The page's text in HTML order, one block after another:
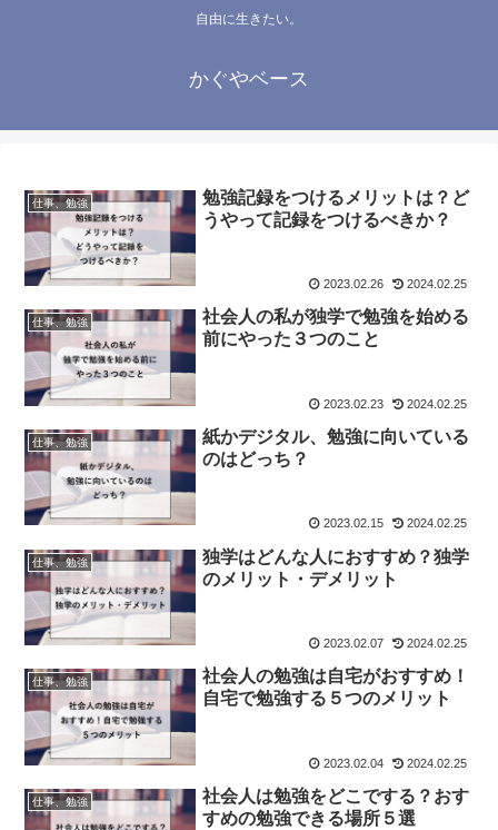
自由に生きたい。
かぐやベース
仕事、勉強
勉強記録をつけるメリットは？ど
うやって記録をつけるべきか？
2023.02.26 2024.02.25
仕事、勉強
社会人の私が独学で勉強を始める
前にやった３つのこと
2023.02.23 2024.02.25
仕事、勉強
紙かデジタル、勉強に向いている
のはどっち？
2023.02.15 2024.02.25
仕事、勉強
独学はどんな人におすすめ？独学
のメリット・デメリット
2023.02.07 2024.02.25
仕事、勉強
社会人の勉強は自宅がおすすめ！
自宅で勉強する５つのメリット
2023.02.04 2024.02.25
仕事、勉強
社会人は勉強をどこでする？おす
すめの勉強できる場所５選